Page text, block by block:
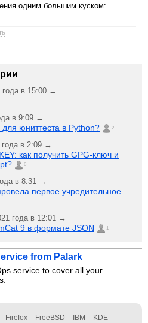
одним большим куском:
года в 15:00 →
в 9:09 →
юниттеста в Python? 2
года в 2:09 →
как получить GPG-ключ и
6
в 8:31 →
первое учредительное
года в 12:01 →
9 в формате JSON 1
from Palark
service to cover all your
Firefox FreeBSD IBM KDE